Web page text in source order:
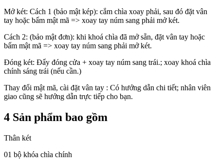
Mở két: Cách 1 (bảo mật kép): cắm chìa xoay phải, sau đó đặt vân
tay hoặc bấm mật mã => xoay tay núm sang phải mở két.
Cách 2: (bảo mật đơn): khi khoá chìa đã mở sẵn, đặt vân tay hoặc
bấm mật mã => xoay tay núm sang phải mở két.
Đóng két: Đẩy đóng cửa + xoay tay núm sang trái.; xoay khoá chìa
chính sáng trái (nếu cần.)
Thay đổi mật mã, cài đặt vân tay : Có hướng dẫn chi tiết; nhân viên
giao cũng sẽ hướng dẫn trực tiếp cho bạn.
4 Sản phẩm bao gồm
Thân két
01 bộ khóa chìa chính